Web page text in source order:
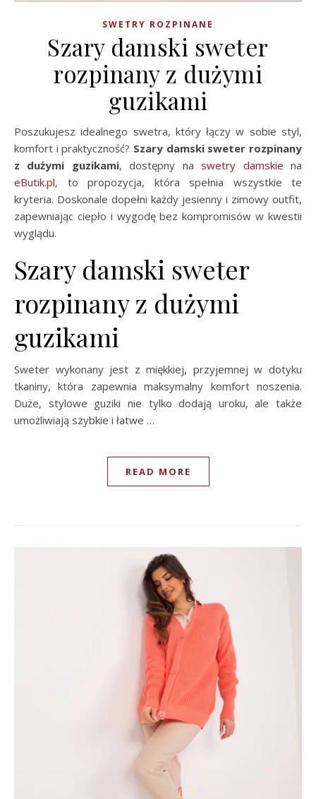
SWETRY ROZPINANE
Szary damski sweter
rozpinany z dużymi
guzikami
Poszukujesz idealnego swetra, który łączy w sobie styl,
komfort i praktyczność? Szary damski sweter rozpinany
z dużymi guzikami, dostępny naswetry damskie na
eButik.pl, to propozycja, która spełnia wszystkie te
kryteria. Doskonale dopełni każdy jesienny i zimowy outfit,
zapewniając ciepło i wygodę bez kompromisów w kwestii
wyglądu.
Szary damski sweter
rozpinany z dużymi
guzikami
Sweter wykonany jest z miękkiej, przyjemnej w dotyku
tkaniny, która zapewnia maksymalny komfort noszenia.
Duże, stylowe guziki nie tylko dodają uroku, ale także
umożliwiają szybkie i łatwe …
READ MORE